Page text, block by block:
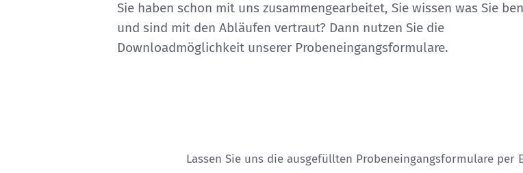
Sie haben schon mit uns zusammengearbeitet, Sie wissen was Sie
und sind mit den Abläufen vertraut? Dann nutzen Sie die
Downloadmöglichkeit unserer Probeneingangsformulare.
Lassen Sie uns die ausgefüllten Probeneingangsformulare per